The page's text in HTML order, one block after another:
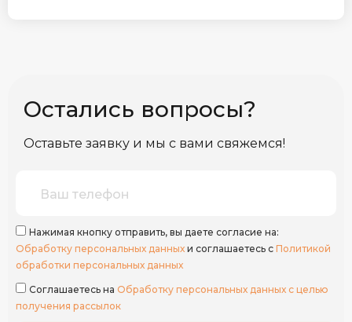
Остались вопросы?
Оставьте заявку и мы с вами свяжемся!
Нажимая кнопку отправить, вы даете согласие на:
Обработку персональных данных и соглашаетесь с Политикой
обработки персональных данных
Соглашаетесь на Обработку персональных данных с целью
получения рассылок